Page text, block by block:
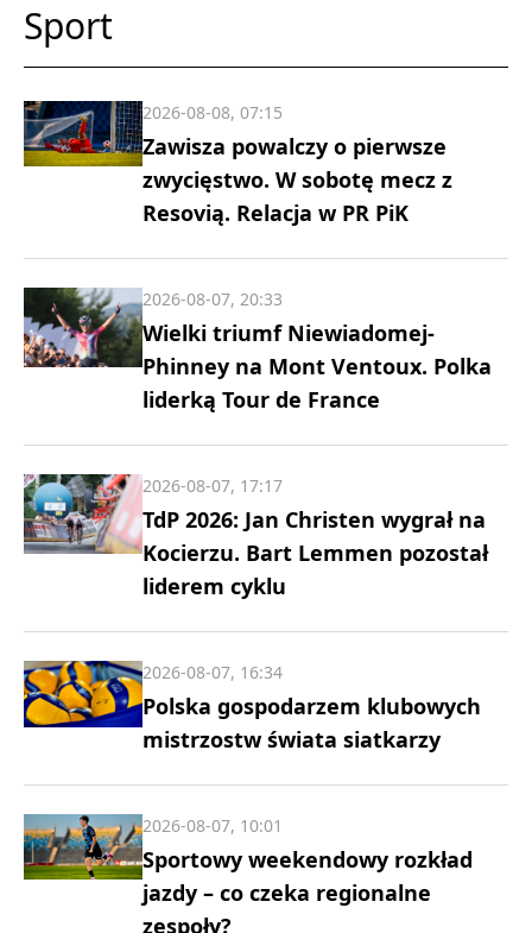
Sport
Zawisza powalczy o pierwsze
zwycięstwo. W sobotę mecz z
Resovią. Relacja w PR PiK
2026-08-08, 07:15
Wielki triumf Niewiadomej-
Phinney na Mont Ventoux. Polka
liderką Tour de France
2026-08-07, 20:33
TdP 2026: Jan Christen wygrał na
Kocierzu. Bart Lemmen pozostał
liderem cyklu
2026-08-07, 17:17
Polska gospodarzem klubowych
mistrzostw świata siatkarzy
2026-08-07, 16:34
Sportowy weekendowy rozkład
jazdy – co czeka regionalne
zespoły?
2026-08-07, 10:01